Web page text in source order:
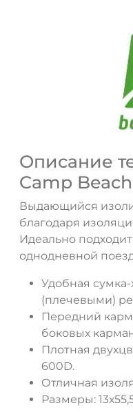
Описание
Camp
Выдающийся
благодаря
Идеально
однодневной
Удобная
(плечевыми)
Передний
боковых
Плотная
600D.
Отличная
Размеры: